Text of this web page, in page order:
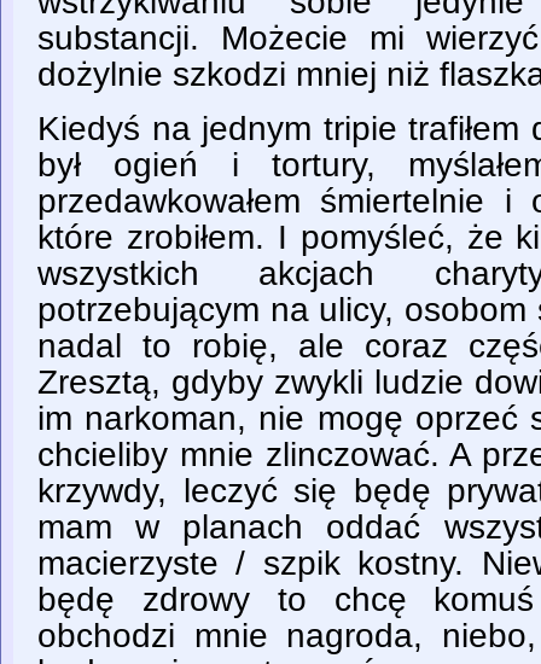
substancji. Możecie mi
dożylnie szkodzi mniej niż
Kiedyś na jednym tripie trafiłem
był ogień i tortury,
przedawkowałem śmiertelnie i
które zrobiłem. I pomyśleć, że
wszystkich akcjach
potrzebującym na ulicy, osobom
nadal to robię, ale coraz
Zresztą, gdyby zwykli ludzie
im narkoman, nie mogę oprzeć
chcieliby mnie zlinczować. A
krzywdy, leczyć się będę
mam w planach oddać
macierzyste / szpik kostny.
będę zdrowy to chcę
obchodzi mnie nagroda,